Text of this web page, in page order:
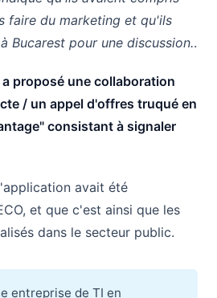
faire du marketing et qu'ils
Bucarest pour une discussion..
proposé une collaboration
/ un appel d'offres truqué en
consistant à signaler
avait été
et que c'est ainsi que les
dans le secteur public.
entreprise de TI en